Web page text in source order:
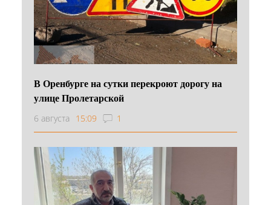
В Оренбурге на сутки перекроют дорогу на
улице Пролетарской
6 августа 15:09 1